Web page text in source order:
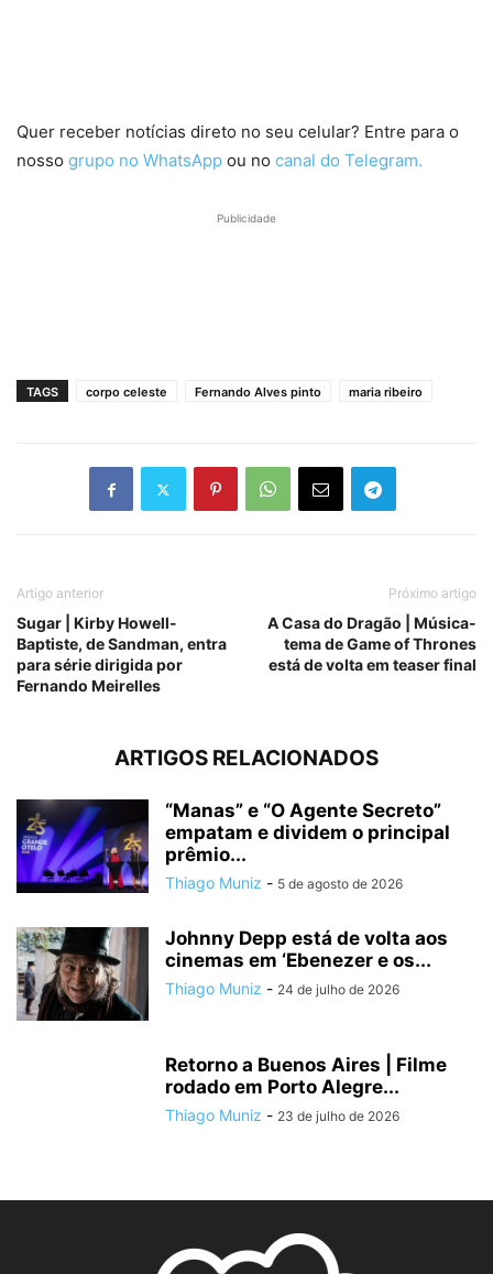
Quer receber notícias direto no seu celular? Entre para o
nosso grupo no WhatsApp ou no canal do Telegram.
Publicidade
TAGS corpo celeste Fernando Alves pinto maria ribeiro
Artigo anterior
Sugar | Kirby Howell-
Baptiste, de Sandman, entra
para série dirigida por
Fernando Meirelles
Próximo artigo
A Casa do Dragão | Música-
tema de Game of Thrones
está de volta em teaser final
ARTIGOS RELACIONADOS
“Manas” e “O Agente Secreto”
empatam e dividem o principal
prêmio...
Thiago Muniz - 5 de agosto de 2026
Johnny Depp está de volta aos
cinemas em ‘Ebenezer e os...
Thiago Muniz - 24 de julho de 2026
Retorno a Buenos Aires | Filme
rodado em Porto Alegre...
Thiago Muniz - 23 de julho de 2026